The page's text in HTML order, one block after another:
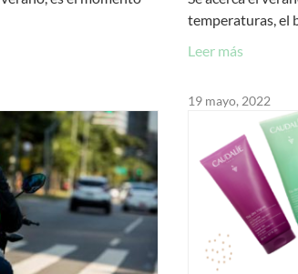
temperaturas, el
Leer más
19 mayo, 2022